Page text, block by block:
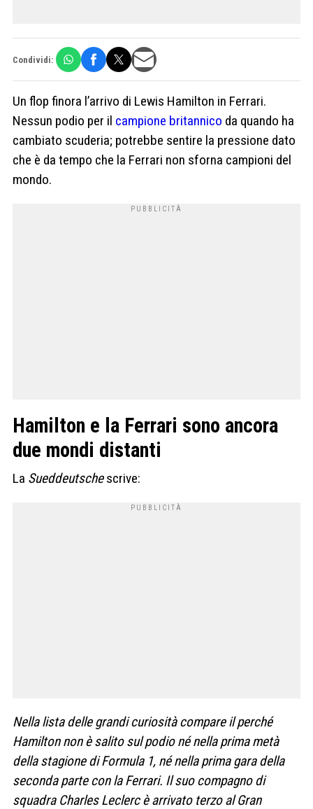
Condividi:
Un flop finora l’arrivo di Lewis Hamilton in Ferrari.
Nessun podio per il campione britannico da quando ha
cambiato scuderia; potrebbe sentire la pressione dato
che è da tempo che la Ferrari non sforna campioni del
mondo.
Hamilton e la Ferrari sono ancora
due mondi distanti
La Sueddeutschescrive:
Nella lista delle grandi curiosità compare il perché
Hamilton non è salito sul podio né nella prima metà
della stagione di Formula 1, né nella prima gara della
seconda parte con la Ferrari. Il suo compagno di
squadra Charles Leclerc è arrivato terzo al Gran